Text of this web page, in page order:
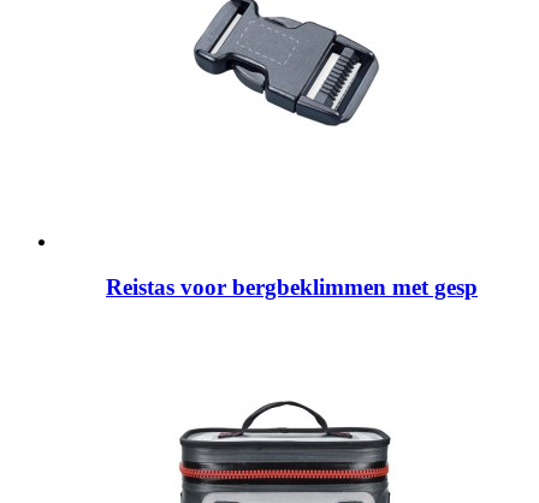
Reistas voor bergbeklimmen met gesp